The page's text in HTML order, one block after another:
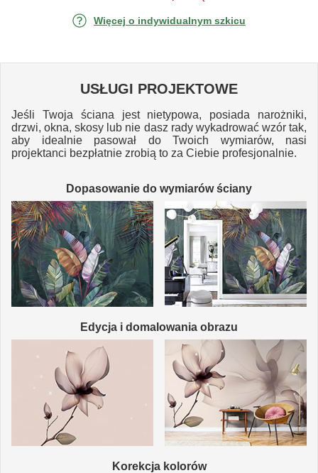
Więcej o indywidualnym szkicu
USŁUGI PROJEKTOWE
Jeśli Twoja ściana jest nietypowa, posiada narożniki,
drzwi, okna, skosy lub nie dasz rady wykadrować wzór tak,
aby idealnie pasował do Twoich wymiarów, nasi
projektanci bezpłatnie zrobią to za Ciebie profesjonalnie.
Dopasowanie do wymiarów ściany
Edycja i domalowania obrazu
Korekcja kolorów